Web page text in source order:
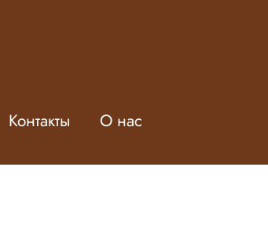
Контакты О нас